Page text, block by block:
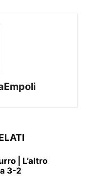
| L’altro
3-2